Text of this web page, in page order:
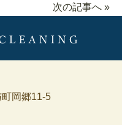
次の記事へ »
岡郷11-5